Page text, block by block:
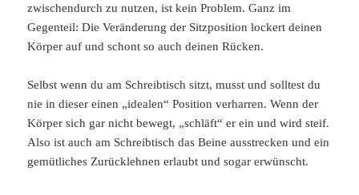
zwischendurch zu nutzen, ist kein Problem. Ganz im
Gegenteil: Die Veränderung der Sitzposition lockert deinen
Körper auf und schont so auch deinen Rücken.
Selbst wenn du am Schreibtisch sitzt, musst und solltest du
nie in dieser einen „idealen“ Position verharren. Wenn der
Körper sich gar nicht bewegt, „schläft“ er ein und wird steif.
Also ist auch am Schreibtisch das Beine ausstrecken und ein
gemütliches Zurücklehnen erlaubt und sogar erwünscht.